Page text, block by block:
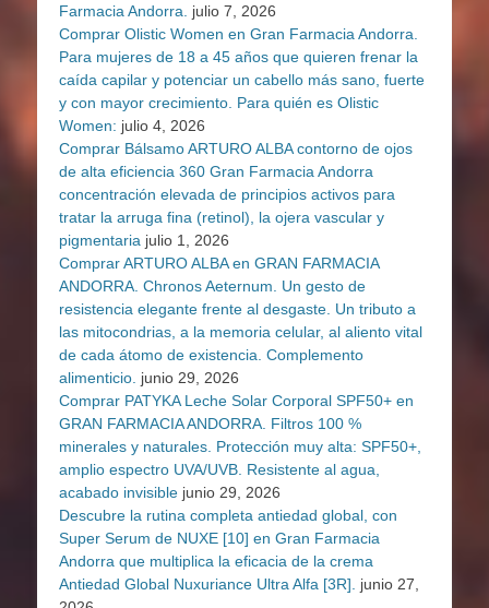
Farmacia Andorra.
julio 7, 2026
Comprar Olistic Women en Gran Farmacia Andorra.
Para mujeres de 18 a 45 años que quieren frenar la
caída capilar y potenciar un cabello más sano, fuerte
y con mayor crecimiento. Para quién es Olistic
Women: julio 4, 2026
Comprar Bálsamo ARTURO ALBA contorno de ojos
de alta eficiencia 360 Gran Farmacia Andorra
concentración elevada de principios activos para
tratar la arruga fina (retinol), la ojera vascular y
pigmentaria julio 1, 2026
Comprar ARTURO ALBA en GRAN FARMACIA
ANDORRA. Chronos Aeternum. Un gesto de
resistencia elegante frente al desgaste. Un tributo a
las mitocondrias, a la memoria celular, al aliento vital
de cada átomo de existencia. Complemento
alimenticio. junio 29, 2026
Comprar PATYKA Leche Solar Corporal SPF50+ en
GRAN FARMACIA ANDORRA. Filtros 100 %
minerales y naturales. Protección muy alta: SPF50+,
amplio espectro UVA/UVB. Resistente al agua,
acabado invisible junio 29, 2026
Descubre la rutina completa antiedad global, con
Super Serum de NUXE [10] en Gran Farmacia
Andorra que multiplica la eficacia de la crema
Antiedad Global Nuxuriance Ultra Alfa [3R].
junio 27,